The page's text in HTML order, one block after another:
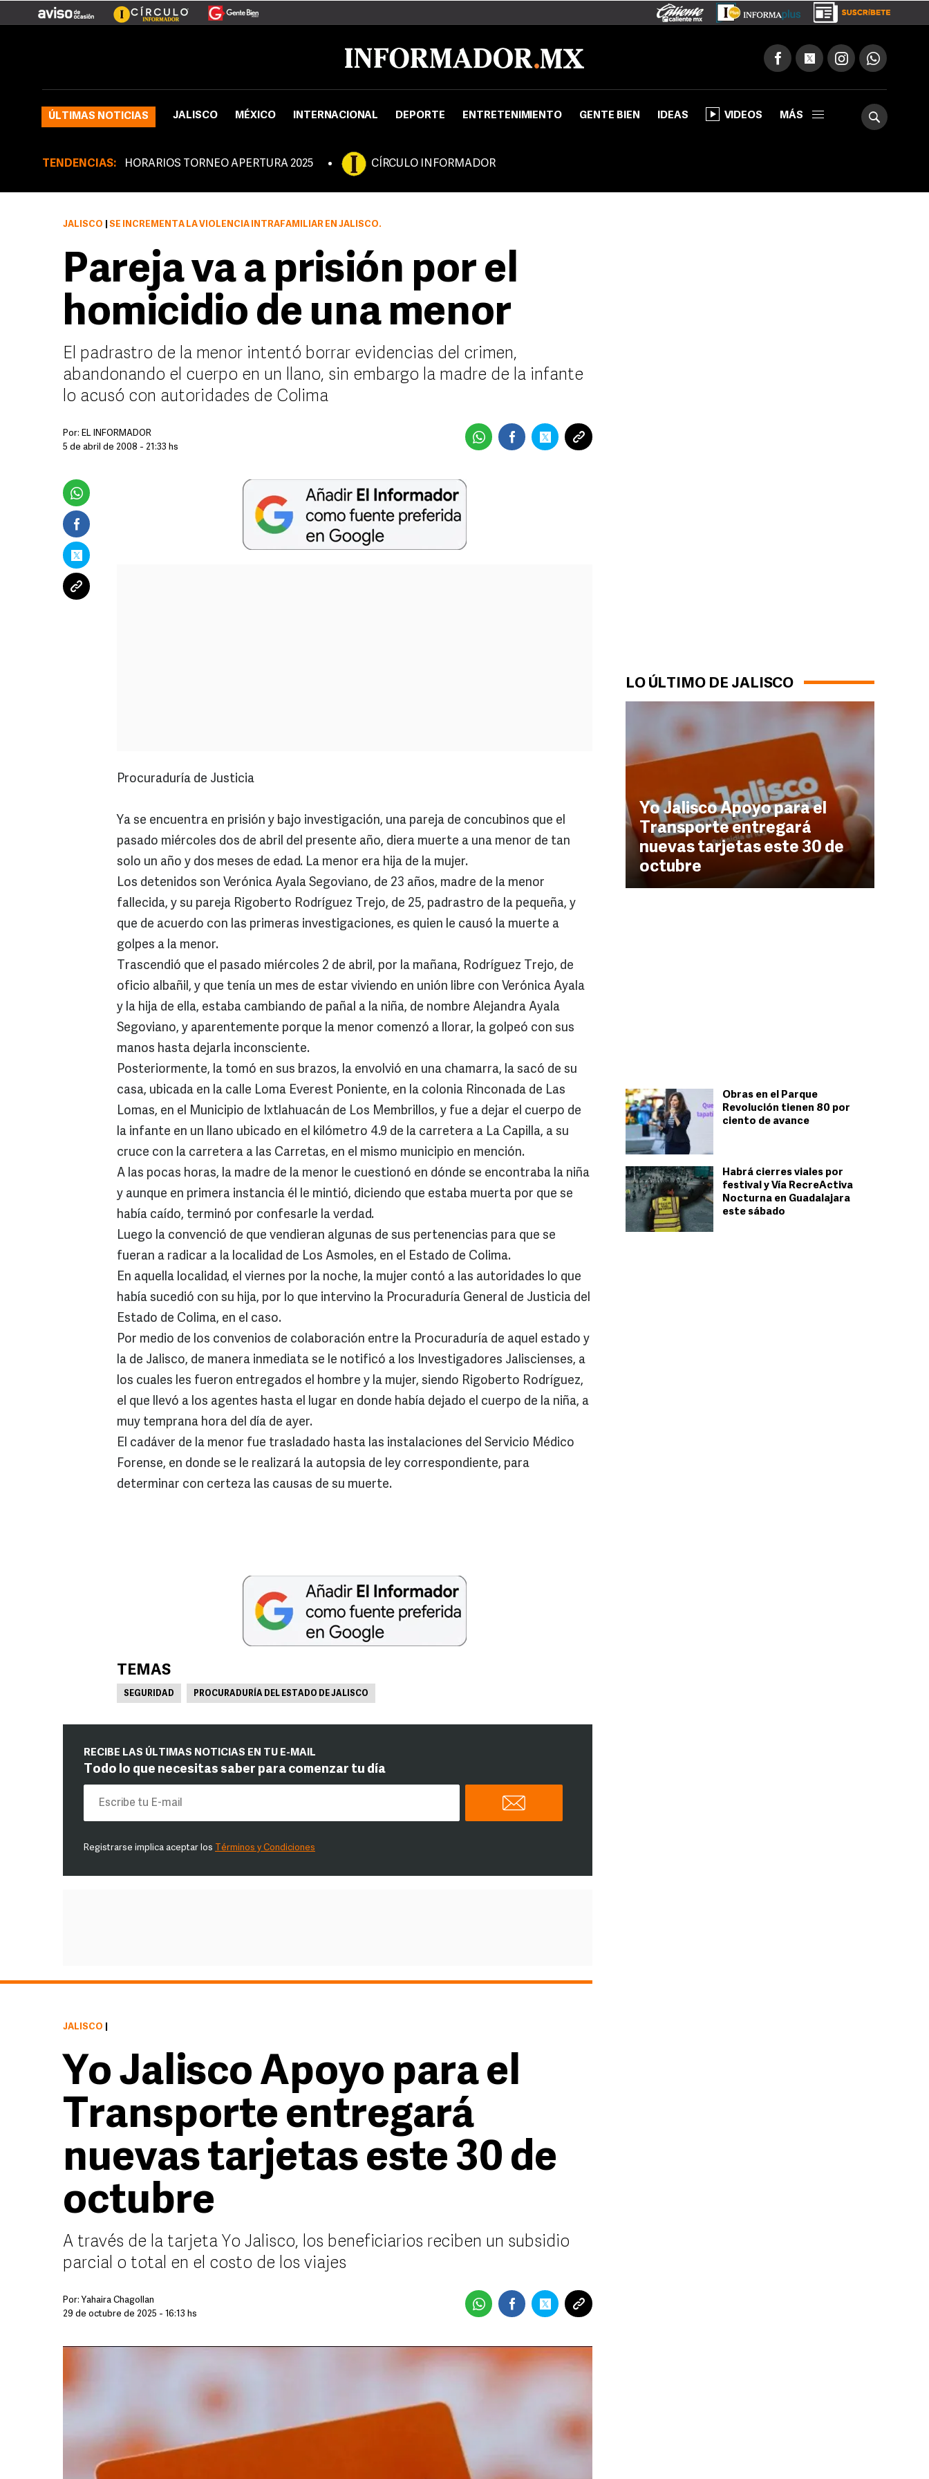
ÚLTIMAS NOTICIAS JALISCO MÉXICO INTERNACIONAL DEPORTE ENTRETENIMIENTO GENTE BIEN IDEAS VIDEOS MÁS
TENDENCIAS: HORARIOS TORNEO APERTURA 2025 CÍRCULO INFORMADOR
LO ÚLTIMO DE JALISCO
Yo Jalisco Apoyo para el
Transporte entregará
nuevas tarjetas este 30 de
octubre
Obras en el Parque
Revolución tienen 80 por
ciento de avance
Habrá cierres viales por
festival y Vía RecreActiva
Nocturna en Guadalajara
este sábado
JALISCO SE INCREMENTA LA VIOLENCIA INTRAFAMILIAR EN JALISCO.
Pareja va a prisión por el
homicidio de una menor
El padrastro de la menor intentó borrar evidencias del crimen,
abandonando el cuerpo en un llano, sin embargo la madre de la infante
lo acusó con autoridades de Colima
Por: EL INFORMADOR
5 de abril de 2008 - 21:33 hs
Procuraduría de Justicia
Ya se encuentra en prisión y bajo investigación, una pareja de concubinos que el
pasado miércoles dos de abril del presente año, diera muerte a una menor de tan
solo un año y dos meses de edad. La menor era hija de la mujer.
Los detenidos son Verónica Ayala Segoviano, de 23 años, madre de la menor
fallecida, y su pareja Rigoberto Rodríguez Trejo, de 25, padrastro de la pequeña, y
que de acuerdo con las primeras investigaciones, es quien le causó la muerte a
golpes a la menor.
Trascendió que el pasado miércoles 2 de abril, por la mañana, Rodríguez Trejo, de
oficio albañil, y que tenía un mes de estar viviendo en unión libre con Verónica Ayala
y la hija de ella, estaba cambiando de pañal a la niña, de nombre Alejandra Ayala
Segoviano, y aparentemente porque la menor comenzó a llorar, la golpeó con sus
manos hasta dejarla inconsciente.
Posteriormente, la tomó en sus brazos, la envolvió en una chamarra, la sacó de su
casa, ubicada en la calle Loma Everest Poniente, en la colonia Rinconada de Las
Lomas, en el Municipio de Ixtlahuacán de Los Membrillos, y fue a dejar el cuerpo de
la infante en un llano ubicado en el kilómetro 4.9 de la carretera a La Capilla, a su
cruce con la carretera a las Carretas, en el mismo municipio en mención.
A las pocas horas, la madre de la menor le cuestionó en dónde se encontraba la niña
y aunque en primera instancia él le mintió, diciendo que estaba muerta por que se
había caído, terminó por confesarle la verdad.
Luego la convenció de que vendieran algunas de sus pertenencias para que se
fueran a radicar a la localidad de Los Asmoles, en el Estado de Colima.
En aquella localidad, el viernes por la noche, la mujer contó a las autoridades lo que
había sucedió con su hija, por lo que intervino la Procuraduría General de Justicia del
Estado de Colima, en el caso.
Por medio de los convenios de colaboración entre la Procuraduría de aquel estado y
la de Jalisco, de manera inmediata se le notificó a los Investigadores Jaliscienses, a
los cuales les fueron entregados el hombre y la mujer, siendo Rigoberto Rodríguez,
el que llevó a los agentes hasta el lugar en donde había dejado el cuerpo de la niña, a
muy temprana hora del día de ayer.
El cadáver de la menor fue trasladado hasta las instalaciones del Servicio Médico
Forense, en donde se le realizará la autopsia de ley correspondiente, para
determinar con certeza las causas de su muerte.
TEMAS
SEGURIDAD PROCURADURÍA DEL ESTADO DE JALISCO
RECIBE LAS ÚLTIMAS NOTICIAS EN TU E-MAIL
Todo lo que necesitas saber para comenzar tu día
Registrarse implica aceptar los Términos y Condiciones
JALISCO
Yo Jalisco Apoyo para el
Transporte entregará
nuevas tarjetas este 30 de
octubre
A través de la tarjeta Yo Jalisco, los beneficiarios reciben un subsidio
parcial o total en el costo de los viajes
Por: Yahaira Chagollan
29 de octubre de 2025 - 16:13 hs